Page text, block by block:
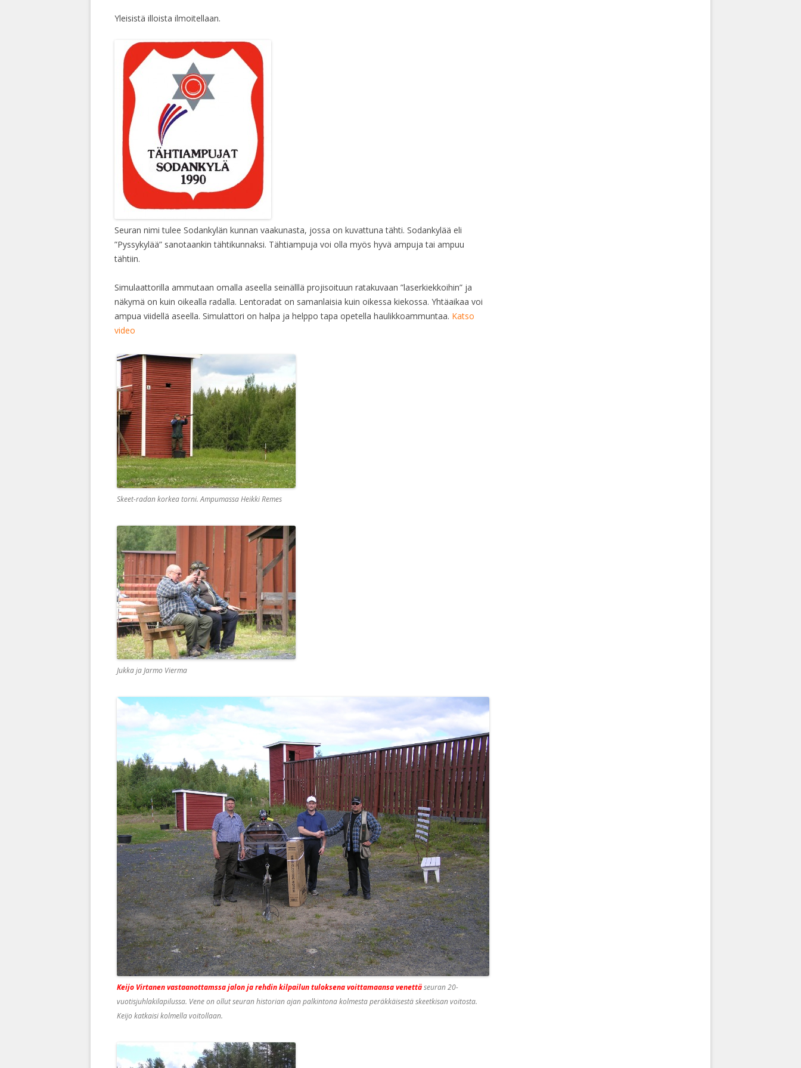
Yleisistä illoista ilmoitellaan.
Seuran nimi tulee Sodankylän kunnan vaakunasta, jossa on kuvattuna tähti. Sodankylää eli
”Pyssykylää” sanotaankin tähtikunnaksi. Tähtiampuja voi olla myös hyvä ampuja tai ampuu
tähtiin.
Simulaattorilla ammutaan omalla aseella seinälllä projisoituun ratakuvaan ”laserkiekkoihin” ja
näkymä on kuin oikealla radalla. Lentoradat on samanlaisia kuin oikessa kiekossa. Yhtäaikaa voi
ampua viidellä aseella. Simulattori on halpa ja helppo tapa opetella haulikkoammuntaa. Katso
video
Skeet-radan korkea torni. Ampumassa Heikki Remes
Jukka ja Jarmo Vierma
Keijo Virtanen vastaanottamssa jalon ja rehdin kilpailun tuloksena voittamaansa venettäseuran 20-
vuotisjuhlakilapilussa. Vene on ollut seuran historian ajan palkintona kolmesta peräkkäisestä skeetkisan voitosta.
Keijo katkaisi kolmella voitollaan.